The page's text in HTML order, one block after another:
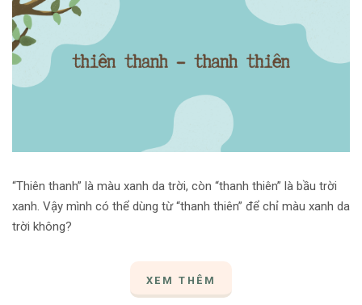
“Thiên thanh” là màu xanh da trời, còn “thanh thiên” là bầu trời
xanh. Vậy mình có thể dùng từ “thanh thiên” để chỉ màu xanh da
trời không?
XEM THÊM